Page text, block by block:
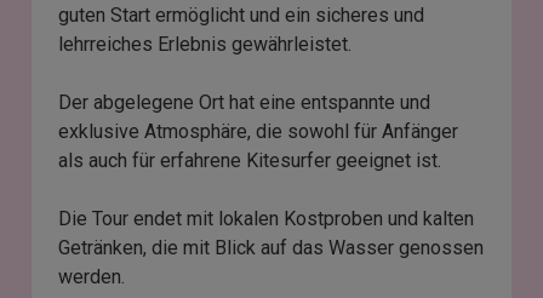
guten Start ermöglicht und ein sicheres und
lehrreiches Erlebnis gewährleistet.
Der abgelegene Ort hat eine entspannte und
exklusive Atmosphäre, die sowohl für Anfänger
als auch für erfahrene Kitesurfer geeignet ist.
Die Tour endet mit lokalen Kostproben und kalten
Getränken, die mit Blick auf das Wasser genossen
werden.